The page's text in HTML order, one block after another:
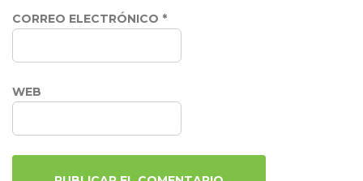
CORREO ELECTRÓNICO *
WEB